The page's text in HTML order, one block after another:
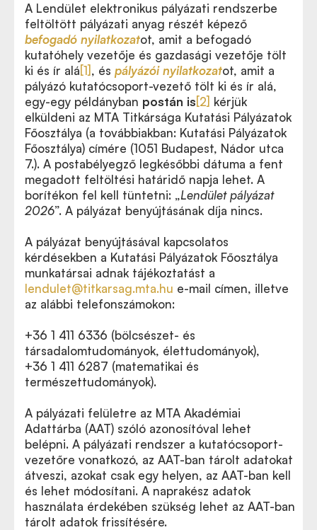
A Lendület elektronikus pályázati rendszerbe
feltöltött pályázati anyag részét képező
befogadó nyilatkozatot, amit a befogadó
kutatóhely vezetője és gazdasági vezetője tölt
ki és ír alá[1], és pályázói nyilatkozatot, amit a
pályázó kutatócsoport-vezető tölt ki és ír alá,
egy-egy példányban postán is[2] kérjük
elküldeni az MTA Titkársága Kutatási Pályázatok
Főosztálya (a továbbiakban: Kutatási Pályázatok
Főosztálya) címére (1051 Budapest, Nádor utca
7.). A postabélyegző legkésőbbi dátuma a fent
megadott feltöltési határidő napja lehet. A
borítékon fel kell tüntetni: „Lendület pályázat
2026”. A pályázat benyújtásának díja nincs.
A pályázat benyújtásával kapcsolatos
kérdésekben a Kutatási Pályázatok Főosztálya
munkatársai adnak tájékoztatást a
lendulet@titkarsag.mta.hu e-mail címen, illetve
az alábbi telefonszámokon:
+36 1 411 6336 (bölcsészet- és
társadalomtudományok, élettudományok),
+36 1 411 6287 (matematikai és
természettudományok).
A pályázati felületre az MTA Akadémiai
Adattárba (AAT) szóló azonosítóval lehet
belépni. A pályázati rendszer a kutatócsoport-
vezetőre vonatkozó, az AAT-ban tárolt adatokat
átveszi, azokat csak egy helyen, az AAT-ban kell
és lehet módosítani. A naprakész adatok
használata érdekében szükség lehet az AAT-ban
tárolt adatok frissítésére.